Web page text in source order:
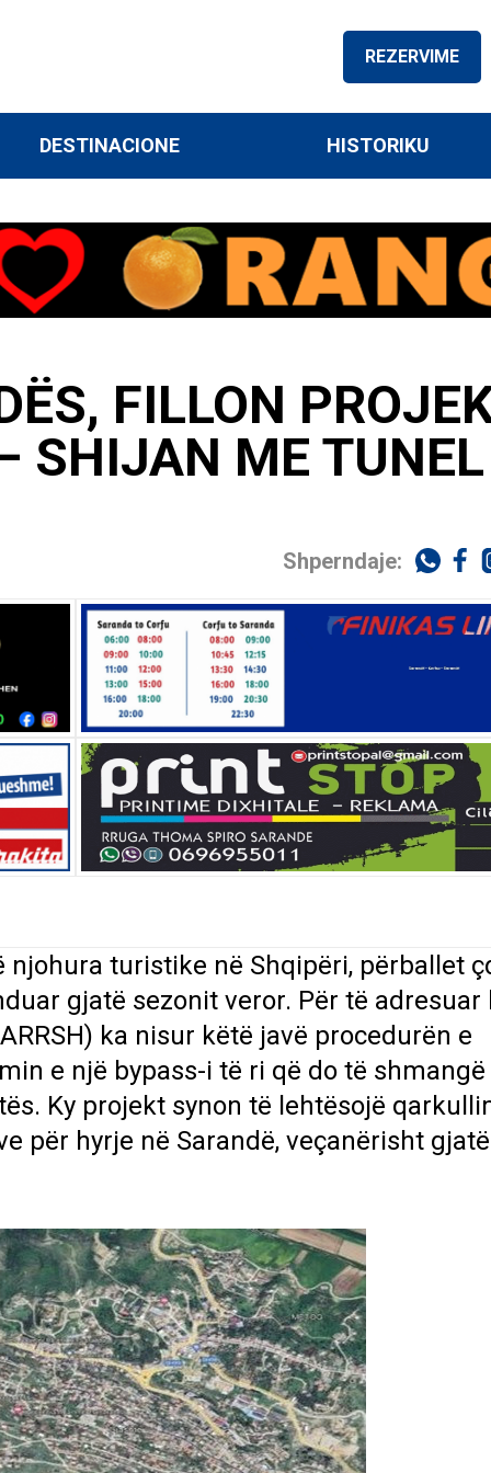
REZERVIME
DESTINACIONE HISTORIKU
FILLON
SHIJAN ME
Shperndaje:
njohura turistike në Shqipëri, përballet
gjatë sezonit veror. Për të adresuar
ka nisur këtë javë procedurën e
e një bypass-i të ri që do të
Ky projekt synon të lehtësojë
për hyrje në Sarandë, veçanërisht gjatë